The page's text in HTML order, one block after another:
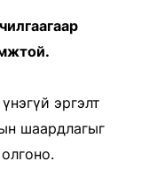
эргэлт
шаардлагыг